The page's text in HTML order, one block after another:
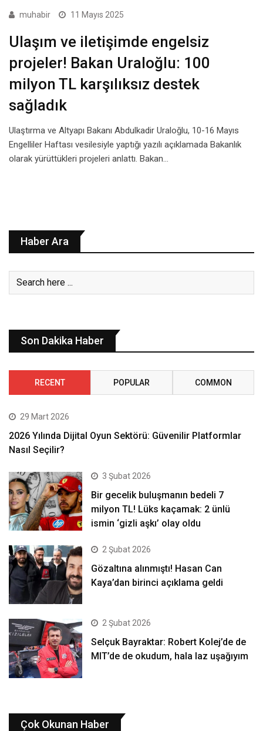
muhabir 11 Mayıs 2025
Ulaşım ve iletişimde engelsiz
projeler! Bakan Uraloğlu: 100
milyon TL karşılıksız destek
sağladık
Ulaştırma ve Altyapı Bakanı Abdulkadir Uraloğlu, 10-16 Mayıs
Engelliler Haftası vesilesiyle yaptığı yazılı açıklamada Bakanlık
olarak yürüttükleri projeleri anlattı. Bakan…
Haber Ara
Son Dakika Haber
RECENT POPULAR COMMON
29 Mart 2026
2026 Yılında Dijital Oyun Sektörü: Güvenilir Platformlar
Nasıl Seçilir?
3 Şubat 2026
Bir gecelik buluşmanın bedeli 7
milyon TL! Lüks kaçamak: 2 ünlü
ismin ‘gizli aşkı’ olay oldu
2 Şubat 2026
Gözaltına alınmıştı! Hasan Can
Kaya’dan birinci açıklama geldi
2 Şubat 2026
Selçuk Bayraktar: Robert Kolej’de de
MIT’de de okudum, hala laz uşağıyım
Çok Okunan Haber